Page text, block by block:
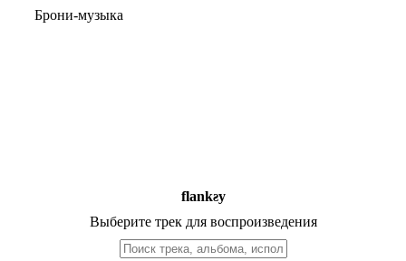
Брони-музыка
flankƨy
Выберите трек для воспроизведения